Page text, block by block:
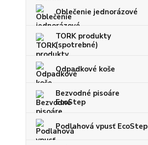
Oblečenie jednorázové
TORK produkty
(spotrebné)
Odpadkové koše
Bezvodné pisoáre
EcoStep
Podlahová vpusť EcoStep